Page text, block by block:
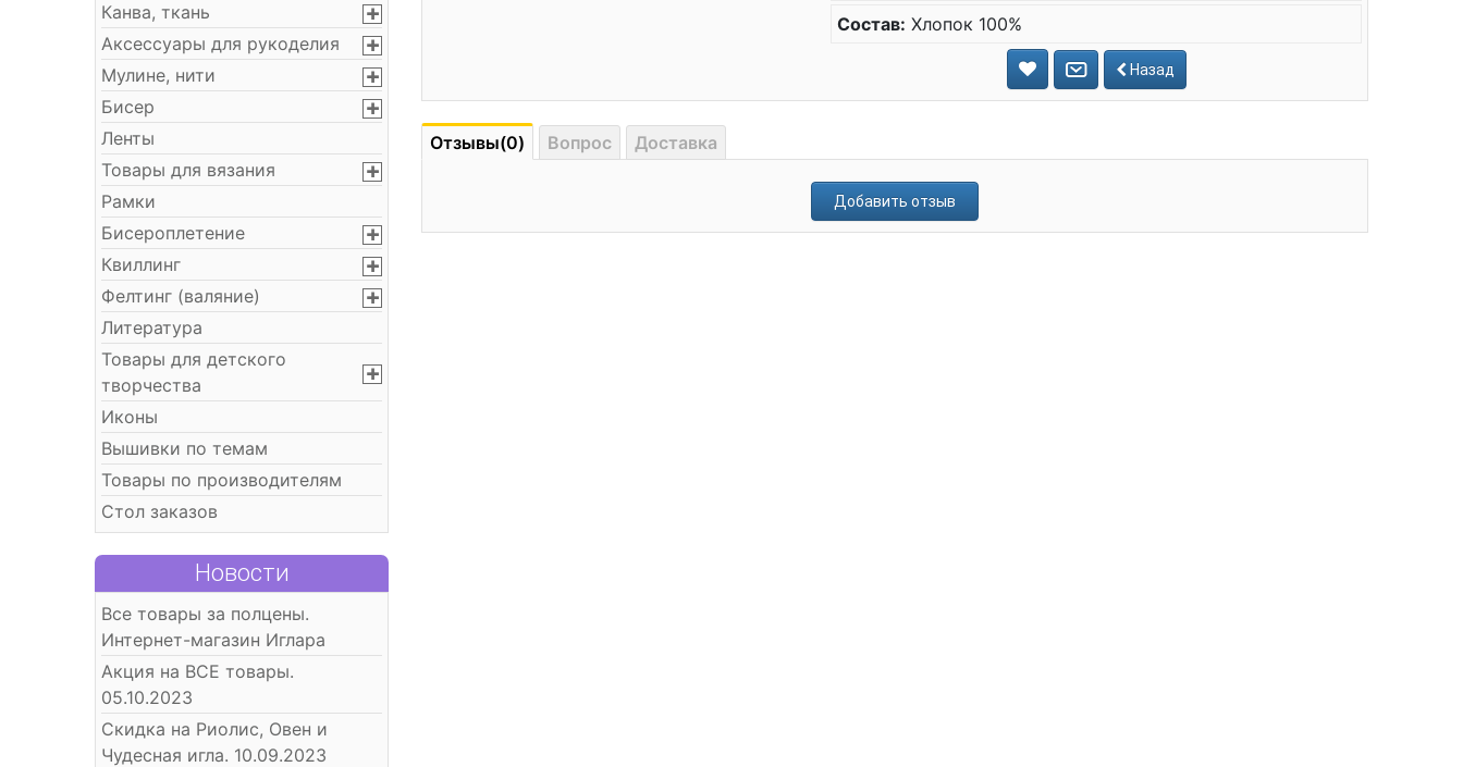
Канва, ткань
Аксессуары для рукоделия
Мулине, нити
Бисер
Ленты
Товары для вязания
Рамки
Бисероплетение
Квиллинг
Фелтинг (валяние)
Литература
Товары для детского
творчества
Иконы
Вышивки по темам
Товары по производителям
Стол заказов
Новости
Все товары за полцены.
Интернет-магазин Иглара
Акция на ВСЕ товары.
05.10.2023
Скидка на Риолис, Овен и
Чудесная игла. 10.09.2023
Состав: Хлопок 100%
Назад
Отзывы(0) Вопрос Доставка
Добавить отзыв